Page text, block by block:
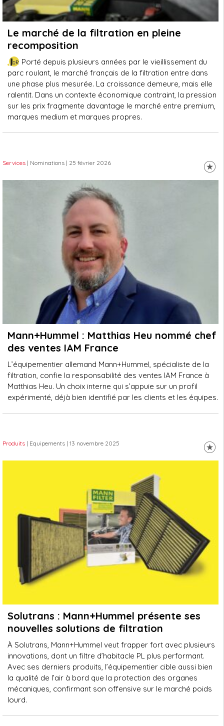
Le marché de la filtration en pleine
recomposition
Porté depuis plusieurs années par le vieillissement du
parc roulant, le marché français de la filtration entre dans
une phase plus mesurée. La croissance demeure, mais elle
ralentit. Dans un contexte économique contraint, la pression
sur les prix fragmente davantage le marché entre premium,
marques medium et marques propres.
Services | Nominations | 25 février 2026
Mann+Hummel : Matthias Heu nommé chef
des ventes IAM France
L’équipementier allemand Mann+Hummel, spécialiste de la
filtration, confie la responsabilité des ventes IAM France à
Matthias Heu. Un choix interne qui s’appuie sur un profil
expérimenté, déjà bien identifié par les clients et les équipes.
Produits | Equipements | 13 novembre 2025
Solutrans : Mann+Hummel présente ses
nouvelles solutions de filtration
À Solutrans, Mann+Hummel veut frapper fort avec plusieurs
innovations, dont un filtre d’habitacle PL plus performant.
Avec ses derniers produits, l’équipementier cible aussi bien
la qualité de l’air à bord que la protection des organes
mécaniques, confirmant son offensive sur le marché poids
lourd.